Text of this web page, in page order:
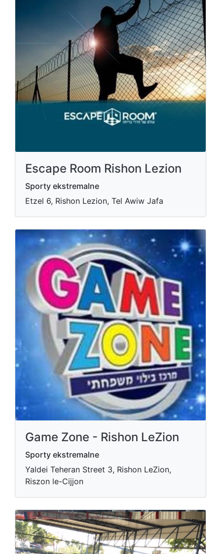
Escape Room Rishon Lezion
Sporty ekstremalne
Etzel 6, Rishon Lezion, Tel Awiw Jafa
Game Zone - Rishon LeZion
Sporty ekstremalne
Yaldei Teheran Street 3, Rishon LeZion,
Riszon le-Cijjon